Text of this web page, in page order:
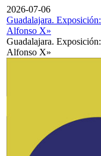
2026-07-06
Guadalajara.
Alfonso X»
Guadalajara.
Alfonso X»